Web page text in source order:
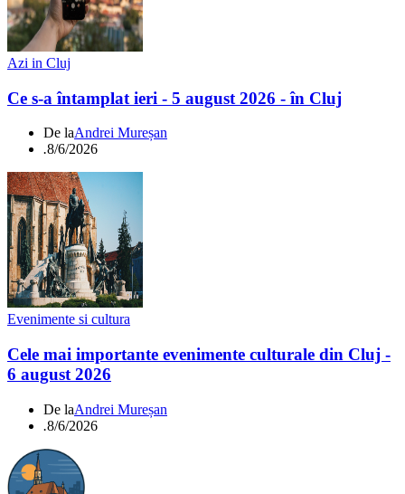
Azi in Cluj
Ce s-a întamplat ieri - 5 august 2026 - în Cluj
De laAndrei Mureșan
.8/6/2026
Evenimente si cultura
Cele mai importante evenimente culturale din Cluj -
6 august 2026
De laAndrei Mureșan
.8/6/2026